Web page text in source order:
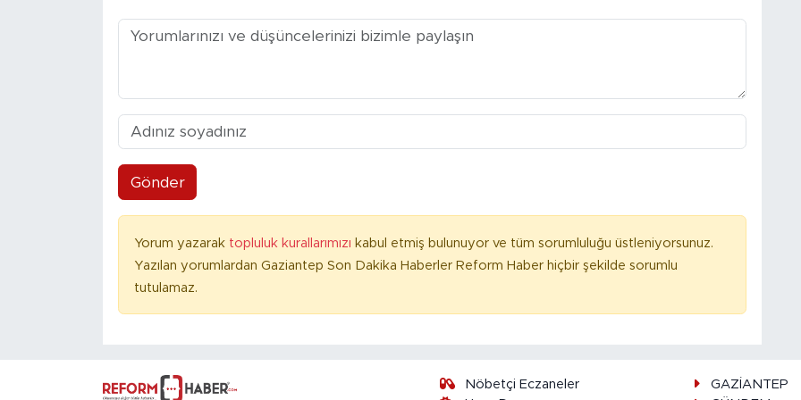
Gönder
Yorum yazarak topluluk kurallarımızı kabul etmiş bulunuyor ve tüm sorumluluğu üstleniyorsunuz.
Yazılan yorumlardan Gaziantep Son Dakika Haberler Reform Haber hiçbir şekilde sorumlu
tutulamaz.
Nöbetçi Eczaneler
GAZİANTEP